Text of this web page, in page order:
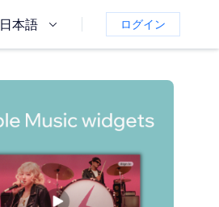
日本語 ログイン